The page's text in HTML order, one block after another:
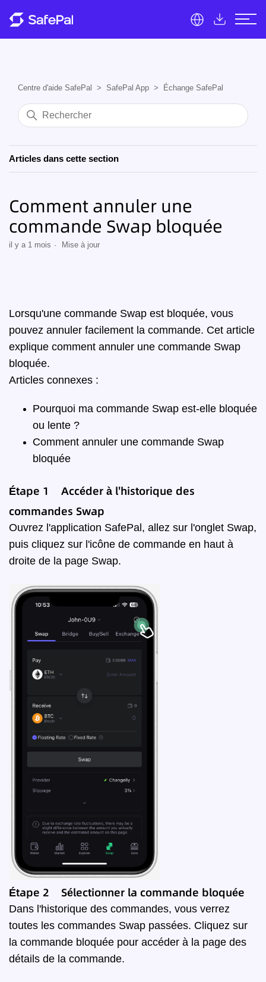
Centre d'aide SafePal SafePal App Échange SafePal
Articles dans cette section
Comment annuler une
commande Swap bloquée
il y a 1 mois Mise à jour
Lorsqu'une commande Swap est bloquée, vous
pouvez annuler facilement la commande. Cet article
explique comment annuler une commande Swap
bloquée.
Articles connexes :
Pourquoi ma commande Swap est-elle bloquée
ou lente ?
Comment annuler une commande Swap
bloquée
Étape 1 Accéder à l'historique des
commandes Swap
Ouvrez l'application SafePal, allez sur l'onglet Swap,
puis cliquez sur l'icône de commande en haut à
droite de la page Swap.
Étape 2 Sélectionner la commande bloquée
Dans l'historique des commandes, vous verrez
toutes les commandes Swap passées. Cliquez sur
la commande bloquée pour accéder à la page des
détails de la commande.